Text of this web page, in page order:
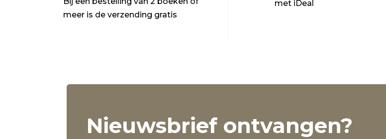
meer is de verzending gratis
met iDeal
Nieuwsbrief ontvangen?